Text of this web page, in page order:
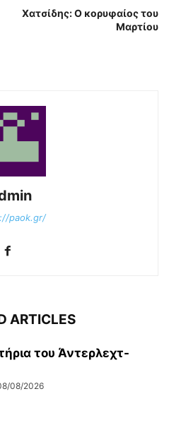
Χατσίδης: Ο κορυφαίος του
Μαρτίου
paok.gr/
ARTICLES
του Άντερλεχτ-
08/2026